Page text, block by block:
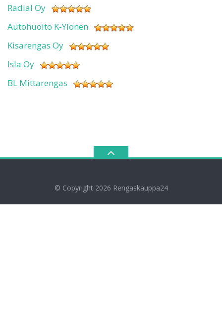
Radial Oy
Autohuolto K-Ylönen
Kisarengas Oy
Isla Oy
BL Mittarengas
© Copyright 2026 Rengaskauppa24